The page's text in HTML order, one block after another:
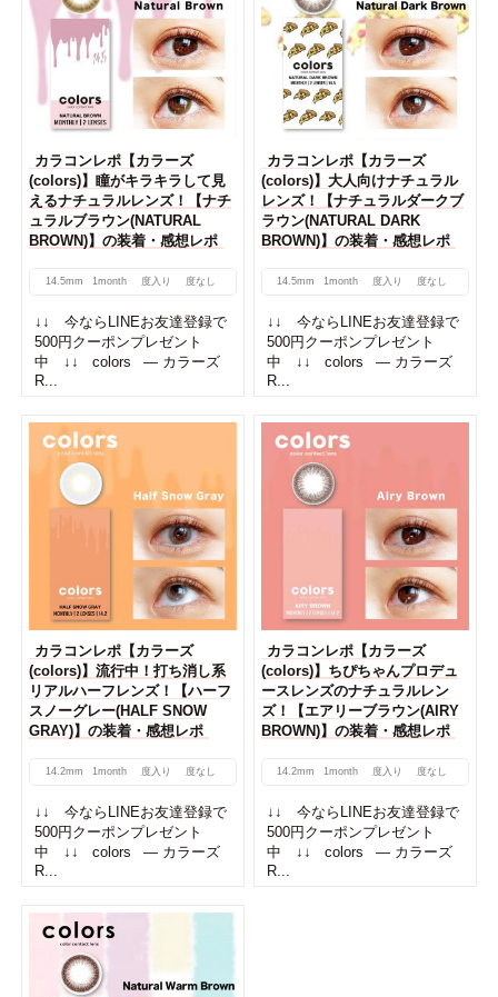
カラコンレポ【カラーズ
(colors)】瞳がキラキラして見
えるナチュラルレンズ！【ナチ
ュラルブラウン(NATURAL
BROWN)】の装着・感想レポ
14.5mm 1month 度入り 度なし
↓↓ 今ならLINEお友達登録で
500円クーポンプレゼント
中 ↓↓ colors — カラーズ
R...
カラコンレポ【カラーズ
(colors)】大人向けナチュラル
レンズ！【ナチュラルダークブ
ラウン(NATURAL DARK
BROWN)】の装着・感想レポ
14.5mm 1month 度入り 度なし
↓↓ 今ならLINEお友達登録で
500円クーポンプレゼント
中 ↓↓ colors — カラーズ
R...
カラコンレポ【カラーズ
(colors)】流行中！打ち消し系
リアルハーフレンズ！【ハーフ
スノーグレー(HALF SNOW
GRAY)】の装着・感想レポ
14.2mm 1month 度入り 度なし
↓↓ 今ならLINEお友達登録で
500円クーポンプレゼント
中 ↓↓ colors — カラーズ
R...
カラコンレポ【カラーズ
(colors)】ちぴちゃんプロデュ
ースレンズのナチュラルレン
ズ！【エアリーブラウン(AIRY
BROWN)】の装着・感想レポ
14.2mm 1month 度入り 度なし
↓↓ 今ならLINEお友達登録で
500円クーポンプレゼント
中 ↓↓ colors — カラーズ
R...